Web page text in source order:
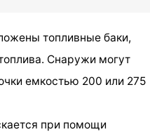
топливные баки,
Снаружи могут
емкостью 200 или 275
при помощи